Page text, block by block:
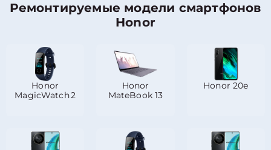
Ремонтируемые модели смартфонов
Honor
Honor
MagicWatch 2
Honor
MateBook 13
Honor 20e